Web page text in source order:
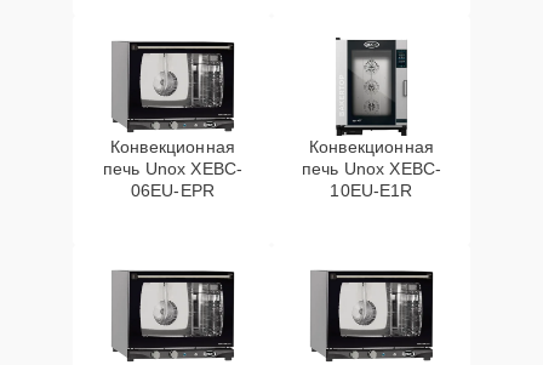
Конвекционная
печь Unox XEBC-
06EU-EPR
Конвекционная
печь Unox XEBC-
10EU-E1R